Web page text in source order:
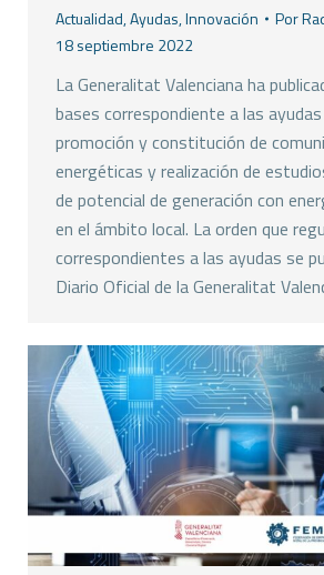
Actualidad,Ayudas,Innovación Por
18 septiembre 2022
La Generalitat Valenciana ha
bases correspondiente a las
promoción y constitución de
energéticas y realización de
de potencial de generación con
en el ámbito local. La orden que
correspondientes a las ayudas se
Diario Oficial de la Generalitat